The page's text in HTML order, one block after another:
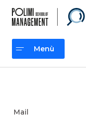
contenuto
Menù
Mail